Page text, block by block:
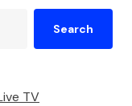
Search
TV